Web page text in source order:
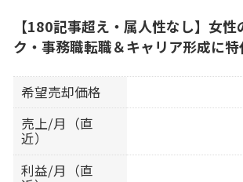
【180記事超え・属人性なし】女
ク・事務職転職＆キャリア形成に
希望売却価格
売上/月（直
近）
利益/月（直